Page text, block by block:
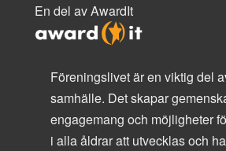
En del av AwardIt
Föreningslivet är en viktig del
samhälle. Det skapar
engagemang och möjligheter
i alla åldrar att utvecklas och